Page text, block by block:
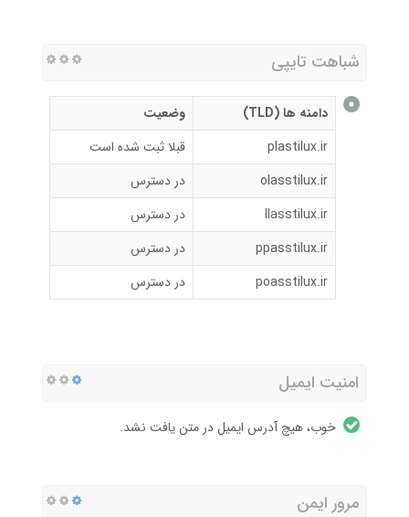
شباهت تایپی
دامنه ها (TLD)
وضعیت
plastilux.ir
قبلا ثبت شده است
olasstilux.ir
در دسترس
llasstilux.ir
در دسترس
ppasstilux.ir
در دسترس
poasstilux.ir
در دسترس
امنیت ایمیل
خوب، هیچ آدرس ایمیل در متن یافت نشد.
مرور ایمن